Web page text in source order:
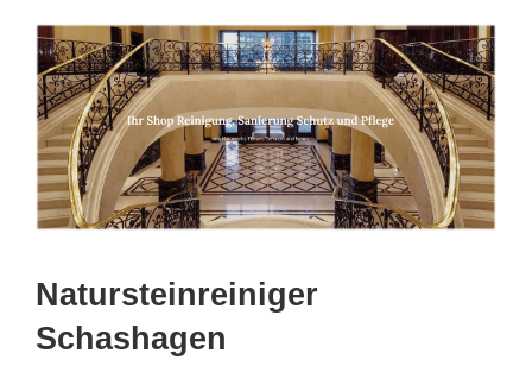
Natursteinreiniger
Schashagen